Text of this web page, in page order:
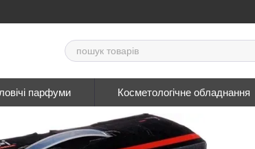
парфуми Косметологічне обладнання